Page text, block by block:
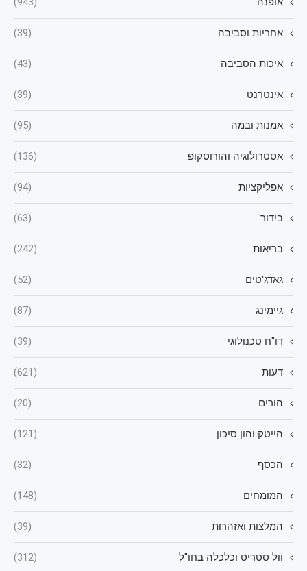
אחריות וסביבה (39)
איכות הסביבה (43)
אינטרנט (39)
אמנות ובמה (95)
אסטרולוגיה והורוסקופ (136)
אפליקציות (94)
בידור (63)
בריאות (242)
גאדג'טים (52)
גיימינג (87)
דו"ח טכנולוגי (39)
דעות (621)
הורים (20)
הייטק והון סיכון (121)
הכסף (32)
המומחים (148)
המלצות ואזהרות (39)
וול סטריט וכלכלה בחו"ל (312)